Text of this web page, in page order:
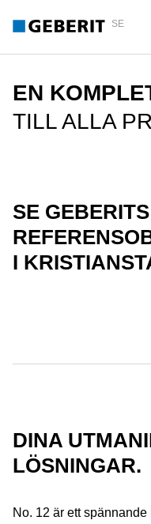
SE
EN
TILL ALLA
SE GEBERITS
I
DINA
LÖSNINGAR.
No. 12 är ett